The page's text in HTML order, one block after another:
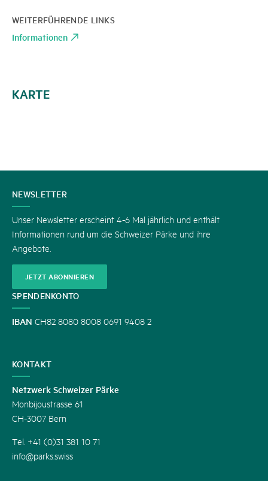
WEITERFÜHRENDE LINKS
Informationen
KARTE
KONTAKT
NEWSLETTER
Unser Newsletter erscheint 4-6 Mal jährlich und enthält
Informationen rund um die Schweizer Pärke und ihre
Angebote.
JETZT ABONNIEREN
SPENDENKONTO
IBAN CH82 8080 8008 0691 9408 2
KONTAKT
Netzwerk Schweizer Pärke
Monbijoustrasse 61
CH-3007 Bern
Tel. +41 (0)31 381 10 71
info@parks.swiss